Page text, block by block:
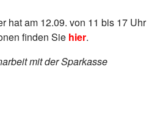
hat am 12.09. von 11 bis 17 Uhr
finden Sie hier.
mit der Sparkasse